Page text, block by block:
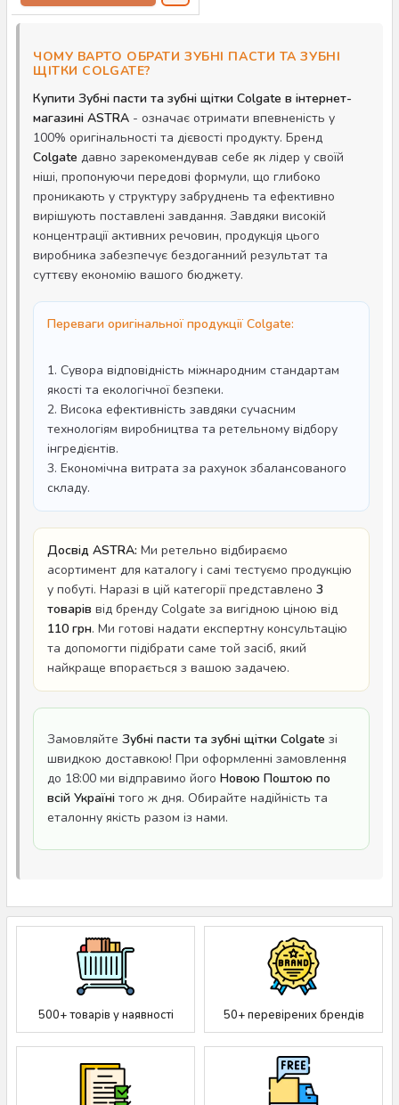
ЧОМУ ВАРТО ОБРАТИ ЗУБНІ ПАСТИ ТА ЗУБНІ
ЩІТКИ COLGATE?
Купити Зубні пасти та зубні щітки Colgate в інтернет-
магазині ASTRA - означає отримати впевненість у
100% оригінальності та дієвості продукту. Бренд
Colgate давно зарекомендував себе як лідер у своїй
ніші, пропонуючи передові формули, що глибоко
проникають у структуру забруднень та ефективно
вирішують поставлені завдання. Завдяки високій
концентрації активних речовин, продукція цього
виробника забезпечує бездоганний результат та
суттєву економію вашого бюджету.
Переваги оригінальної продукції Colgate:
1. Сувора відповідність міжнародним стандартам
якості та екологічної безпеки.
2. Висока ефективність завдяки сучасним
технологіям виробництва та ретельному відбору
інгредієнтів.
3. Економічна витрата за рахунок збалансованого
складу.
Досвід ASTRA: Ми ретельно відбираємо
асортимент для каталогу і самі тестуємо продукцію
у побуті. Наразі в цій категорії представлено 3
товарів від бренду Colgate за вигідною ціною від
110 грн. Ми готові надати експертну консультацію
та допомогти підібрати саме той засіб, який
найкраще впорається з вашою задачею.
Замовляйте Зубні пасти та зубні щітки Colgate зі
швидкою доставкою! При оформленні замовлення
до 18:00 ми відправимо його Новою Поштою по
всій Україні того ж дня. Обирайте надійність та
еталонну якість разом із нами.
500+ товарів у наявності 50+ перевірених брендів